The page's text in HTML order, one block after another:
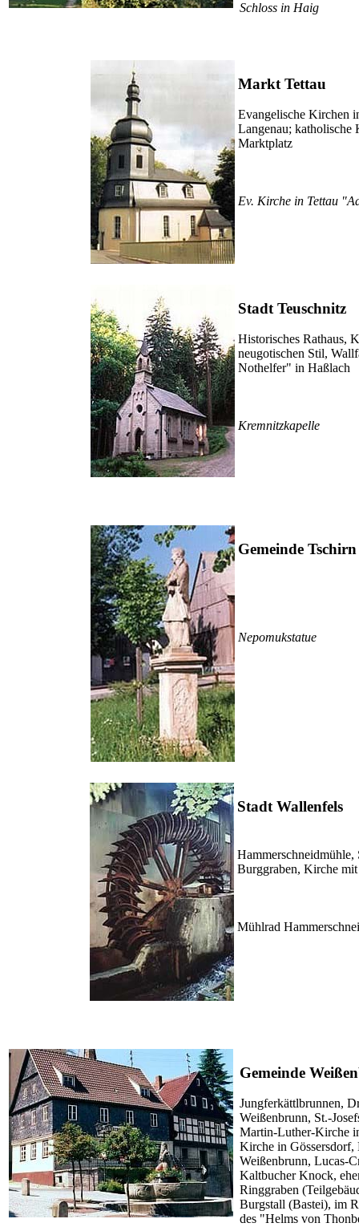
Schloss in Haig
Markt Tettau
Evangelische Kirchen
Langenau; katholische
Marktplatz
Ev. Kirche in Tettau
Stadt Teuschnitz
Historisches Rathaus,
neugotischen Stil,
Nothelfer" in Haßlach
Kremnitzkapelle
Gemeinde Tschirn
Nepomukstatue
Stadt Wallenfels
Hammerschneidmühle,
Burggraben, Kirche
Mühlrad
Gemeinde
Jungferkättlbrunnen,
Weißenbrunn, St.-
Martin-Luther-Kirche
Kirche in Gössersdorf,
Weißenbrunn, Lucas-
Kaltbucher Knock,
Ringgraben
Burgstall (Bastei), im
des "Helms von